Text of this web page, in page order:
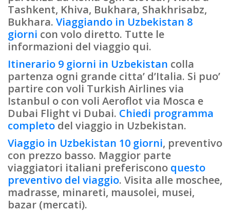
Tashkent, Khiva, Bukhara, Shakhrisabz,
Bukhara. Viaggiando in Uzbekistan 8
giorni con volo diretto. Tutte le
informazioni del viaggio qui.
Itinerario 9 giorni in Uzbekistan colla
partenza ogni grande citta’ d’Italia. Si puo’
partire con voli Turkish Airlines via
Istanbul o con voli Aeroflot via Mosca e
Dubai Flight vi Dubai. Chiedi programma
completo del viaggio in Uzbekistan.
Viaggio in Uzbekistan 10 giorni, preventivo
con prezzo basso. Maggior parte
viaggiatori italiani preferiscono questo
preventivo del viaggio. Visita alle moschee,
madrasse, minareti, mausolei, musei,
bazar (mercati).